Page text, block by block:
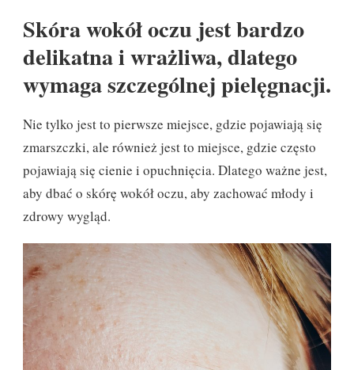
Skóra wokół oczu jest bardzo
delikatna i wrażliwa, dlatego
wymaga szczególnej pielęgnacji.
Nie tylko jest to pierwsze miejsce, gdzie pojawiają się
zmarszczki, ale również jest to miejsce, gdzie często
pojawiają się cienie i opuchnięcia. Dlatego ważne jest,
aby dbać o skórę wokół oczu, aby zachować młody i
zdrowy wygląd.